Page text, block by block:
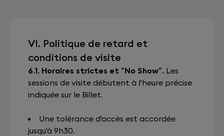
VI. Politique de retard et
conditions de visite
6.1. Horaires strictes et “No Show”. Les
sessions de visite débutent à l'heure précise
indiquée sur le Billet.
Une tolérance d'accès est accordée
jusqu'à 9h30.